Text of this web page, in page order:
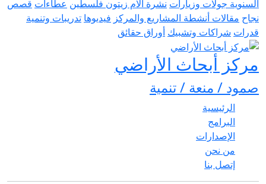
السنوية جولات وزيارات نشرة آلام زيتون فلسطين عطاءات قصص
نجاح مقالات أنشطة المشاريع والمركز فيديوها تدريبات وتنمية
قدرات شراكات وتشبيك أوراق حقائق
مركز أبحاث الأراضي
صمود / منعة / تنمية
الرئيسية
البرامج
الإصدارات
من نحن
إتصل بنا